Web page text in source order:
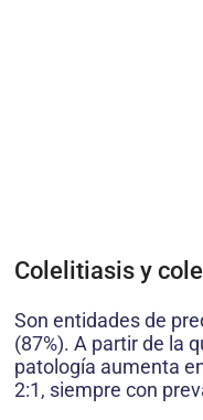
Colelitiasis y
Son entidades de
(87%). A partir de la
patología aumenta
2:1, siempre con